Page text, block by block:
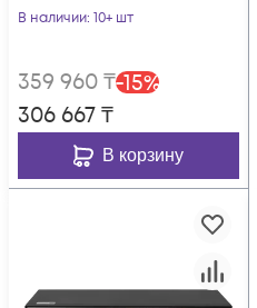
В наличии: 10+ шт
359 960₸-15%
306 667₸
В корзину